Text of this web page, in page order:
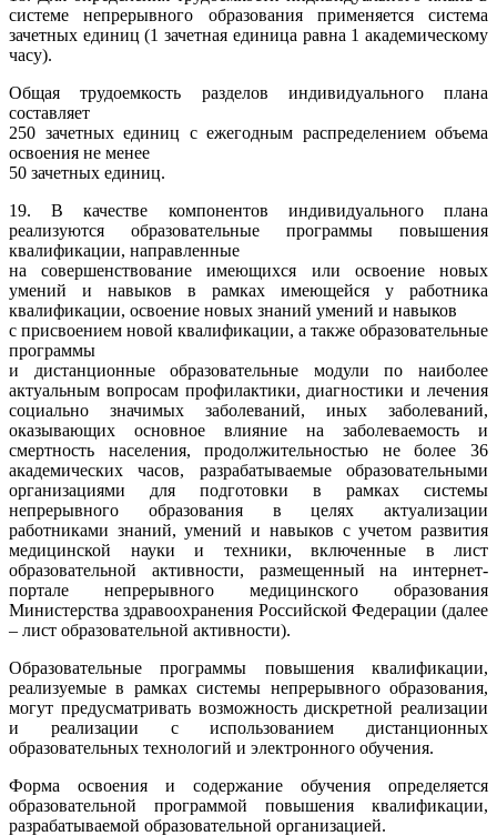
системе непрерывного образования применяется система
зачетных единиц (1 зачетная единица равна 1 академическому
часу).
Общая трудоемкость разделов индивидуального плана
составляет
250 зачетных единиц с ежегодным распределением объема
освоения не менее
50 зачетных единиц.
19. В качестве компонентов индивидуального плана
реализуются образовательные программы повышения
квалификации, направленные
на совершенствование имеющихся или освоение новых
умений и навыков в рамках имеющейся у работника
квалификации, освоение новых знаний умений и навыков
с присвоением новой квалификации, а также образовательные
программы
и дистанционные образовательные модули по наиболее
актуальным вопросам профилактики, диагностики и лечения
социально значимых заболеваний, иных заболеваний,
оказывающих основное влияние на заболеваемость и
смертность населения, продолжительностью не более 36
академических часов, разрабатываемые образовательными
организациями для подготовки в рамках системы
непрерывного образования в целях актуализации
работниками знаний, умений и навыков с учетом развития
медицинской науки и техники, включенные в лист
образовательной активности, размещенный на интернет-
портале непрерывного медицинского образования
Министерства здравоохранения Российской Федерации (далее
– лист образовательной активности).
Образовательные программы повышения квалификации,
реализуемые в рамках системы непрерывного образования,
могут предусматривать возможность дискретной реализации
и реализации с использованием дистанционных
образовательных технологий и электронного обучения.
Форма освоения и содержание обучения определяется
образовательной программой повышения квалификации,
разрабатываемой образовательной организацией.